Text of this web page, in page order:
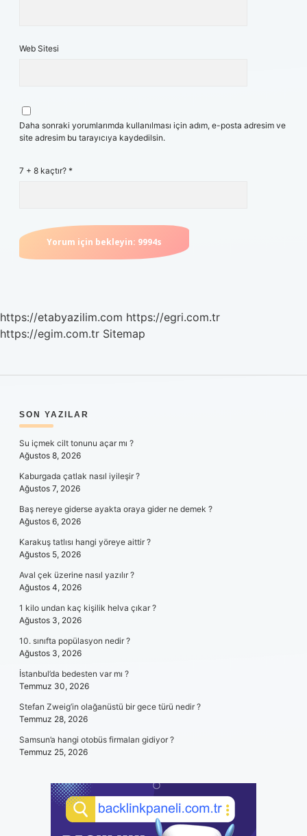
Web Sitesi
Daha sonraki yorumlarımda kullanılması için adım, e-posta adresim ve
site adresim bu tarayıcıya kaydedilsin.
7 + 8 kaçtır? *
https://etabyazilim.com https://egri.com.tr
https://egim.com.tr Sitemap
SIDEBAR
SON YAZILAR
Su içmek cilt tonunu açar mı ?
Ağustos 8, 2026
Kaburgada çatlak nasıl iyileşir ?
Ağustos 7, 2026
Baş nereye giderse ayakta oraya gider ne demek ?
Ağustos 6, 2026
Karakuş tatlısı hangi yöreye aittir ?
Ağustos 5, 2026
Aval çek üzerine nasıl yazılır ?
Ağustos 4, 2026
1 kilo undan kaç kişilik helva çıkar ?
Ağustos 3, 2026
10. sınıfta popülasyon nedir ?
Ağustos 3, 2026
İstanbul’da bedesten var mı ?
Temmuz 30, 2026
Stefan Zweig’in olağanüstü bir gece türü nedir ?
Temmuz 28, 2026
Samsun’a hangi otobüs firmaları gidiyor ?
Temmuz 25, 2026